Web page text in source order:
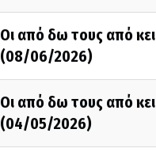
Οι από δω τους από κει
(08/06/2026)
Οι από δω τους από κει
(04/05/2026)